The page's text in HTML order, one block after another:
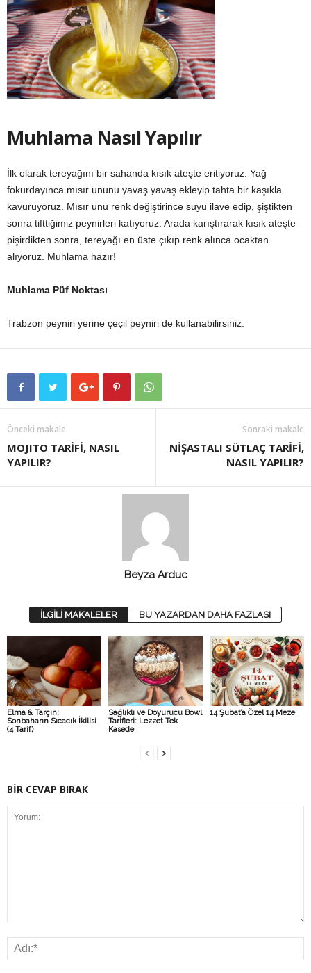
Muhlama Nasıl Yapılır
İlk olarak tereyağını bir sahanda kısık ateşte eritiyoruz. Yağ
fokurdayınca mısır ununu yavaş yavaş ekleyip tahta bir kaşıkla
kavuruyoruz. Mısır unu renk değiştirince suyu ilave edip, şiştikten
sonra tifttiğimiz peynirleri katıyoruz. Arada karıştırarak kısık ateşte
pişirdikten sonra, tereyağı en üste çıkıp renk alınca ocaktan
alıyoruz. Muhlama hazır!
Muhlama Püf Noktası
Trabzon peyniri yerine çeçil peyniri de kullanabilirsiniz.
Önceki makale
MOJITO TARİFİ, NASIL
YAPILIR?
Sonraki makale
NİŞASTALI SÜTLAÇ TARİFİ,
NASIL YAPILIR?
Beyza Arduc
İLGİLİ MAKALELER BU YAZARDAN DAHA FAZLASI
Elma & Tarçın:
Sonbaharın Sıcacık İkilisi
(4 Tarif)
Sağlıklı ve Doyurucu Bowl
Tarifleri: Lezzet Tek
Kasede
14 Şubat’a Özel 14 Meze
BİR CEVAP BIRAK